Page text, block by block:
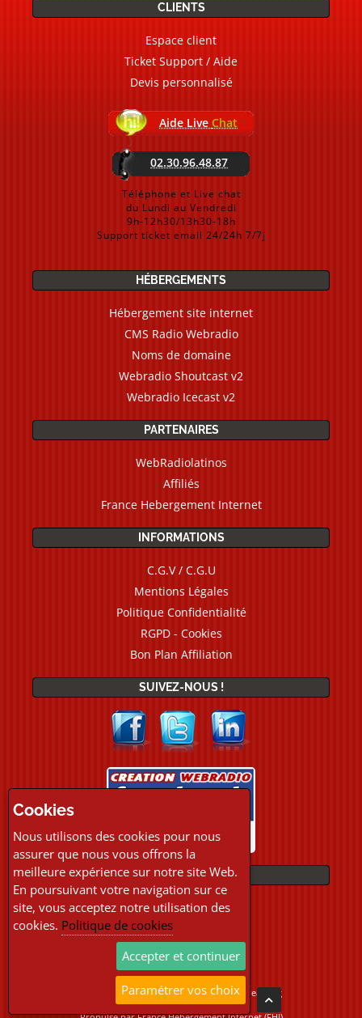
CLIENTS
Espace client
Ticket Support / Aide
Devis personnalisé
Aide Live Chat
02.30.96.48.87
Téléphone et Live chat
du Lundi au Vendredi
9h-12h30/13h30-18h
Support ticket email 24/24h 7/7j
HÉBERGEMENTS
Hébergement site internet
CMS Radio Webradio
Noms de domaine
Webradio Shoutcast v2
Webradio Icecast v2
PARTENAIRES
WebRadiolatinos
Affiliés
France Hebergement Internet
INFORMATIONS
C.G.V / C.G.U
Mentions Légales
Politique Confidentialité
RGPD - Cookies
Bon Plan Affiliation
SUIVEZ-NOUS !
PAIEMENTS
Copyright © 2026 Location Webradio Streaming
Tous droits réservés
Cookies
Nous utilisons des cookies pour nous
assurer que nous vous offrons la
meilleure expérience sur notre site Web.
En poursuivant votre navigation sur ce
site, vous acceptez notre utilisation des
cookies. Politique de cookies
Accepter et continuer
Paramétrer vos choix